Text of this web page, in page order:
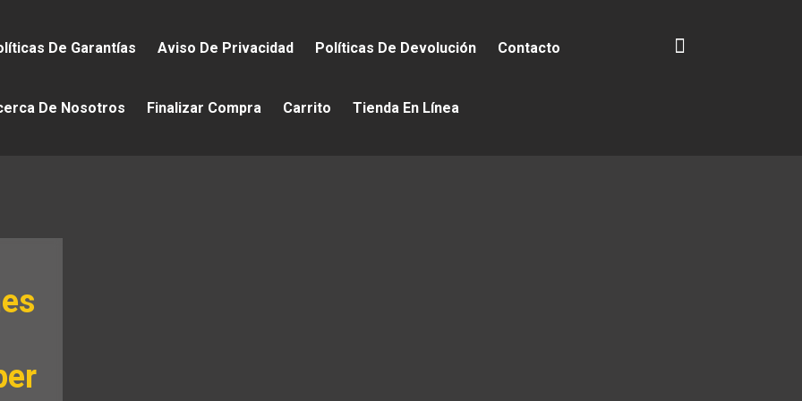
De Garantías Aviso De Privacidad Políticas De Devolución Contacto
De Nosotros Finalizar Compra Carrito Tienda En Línea